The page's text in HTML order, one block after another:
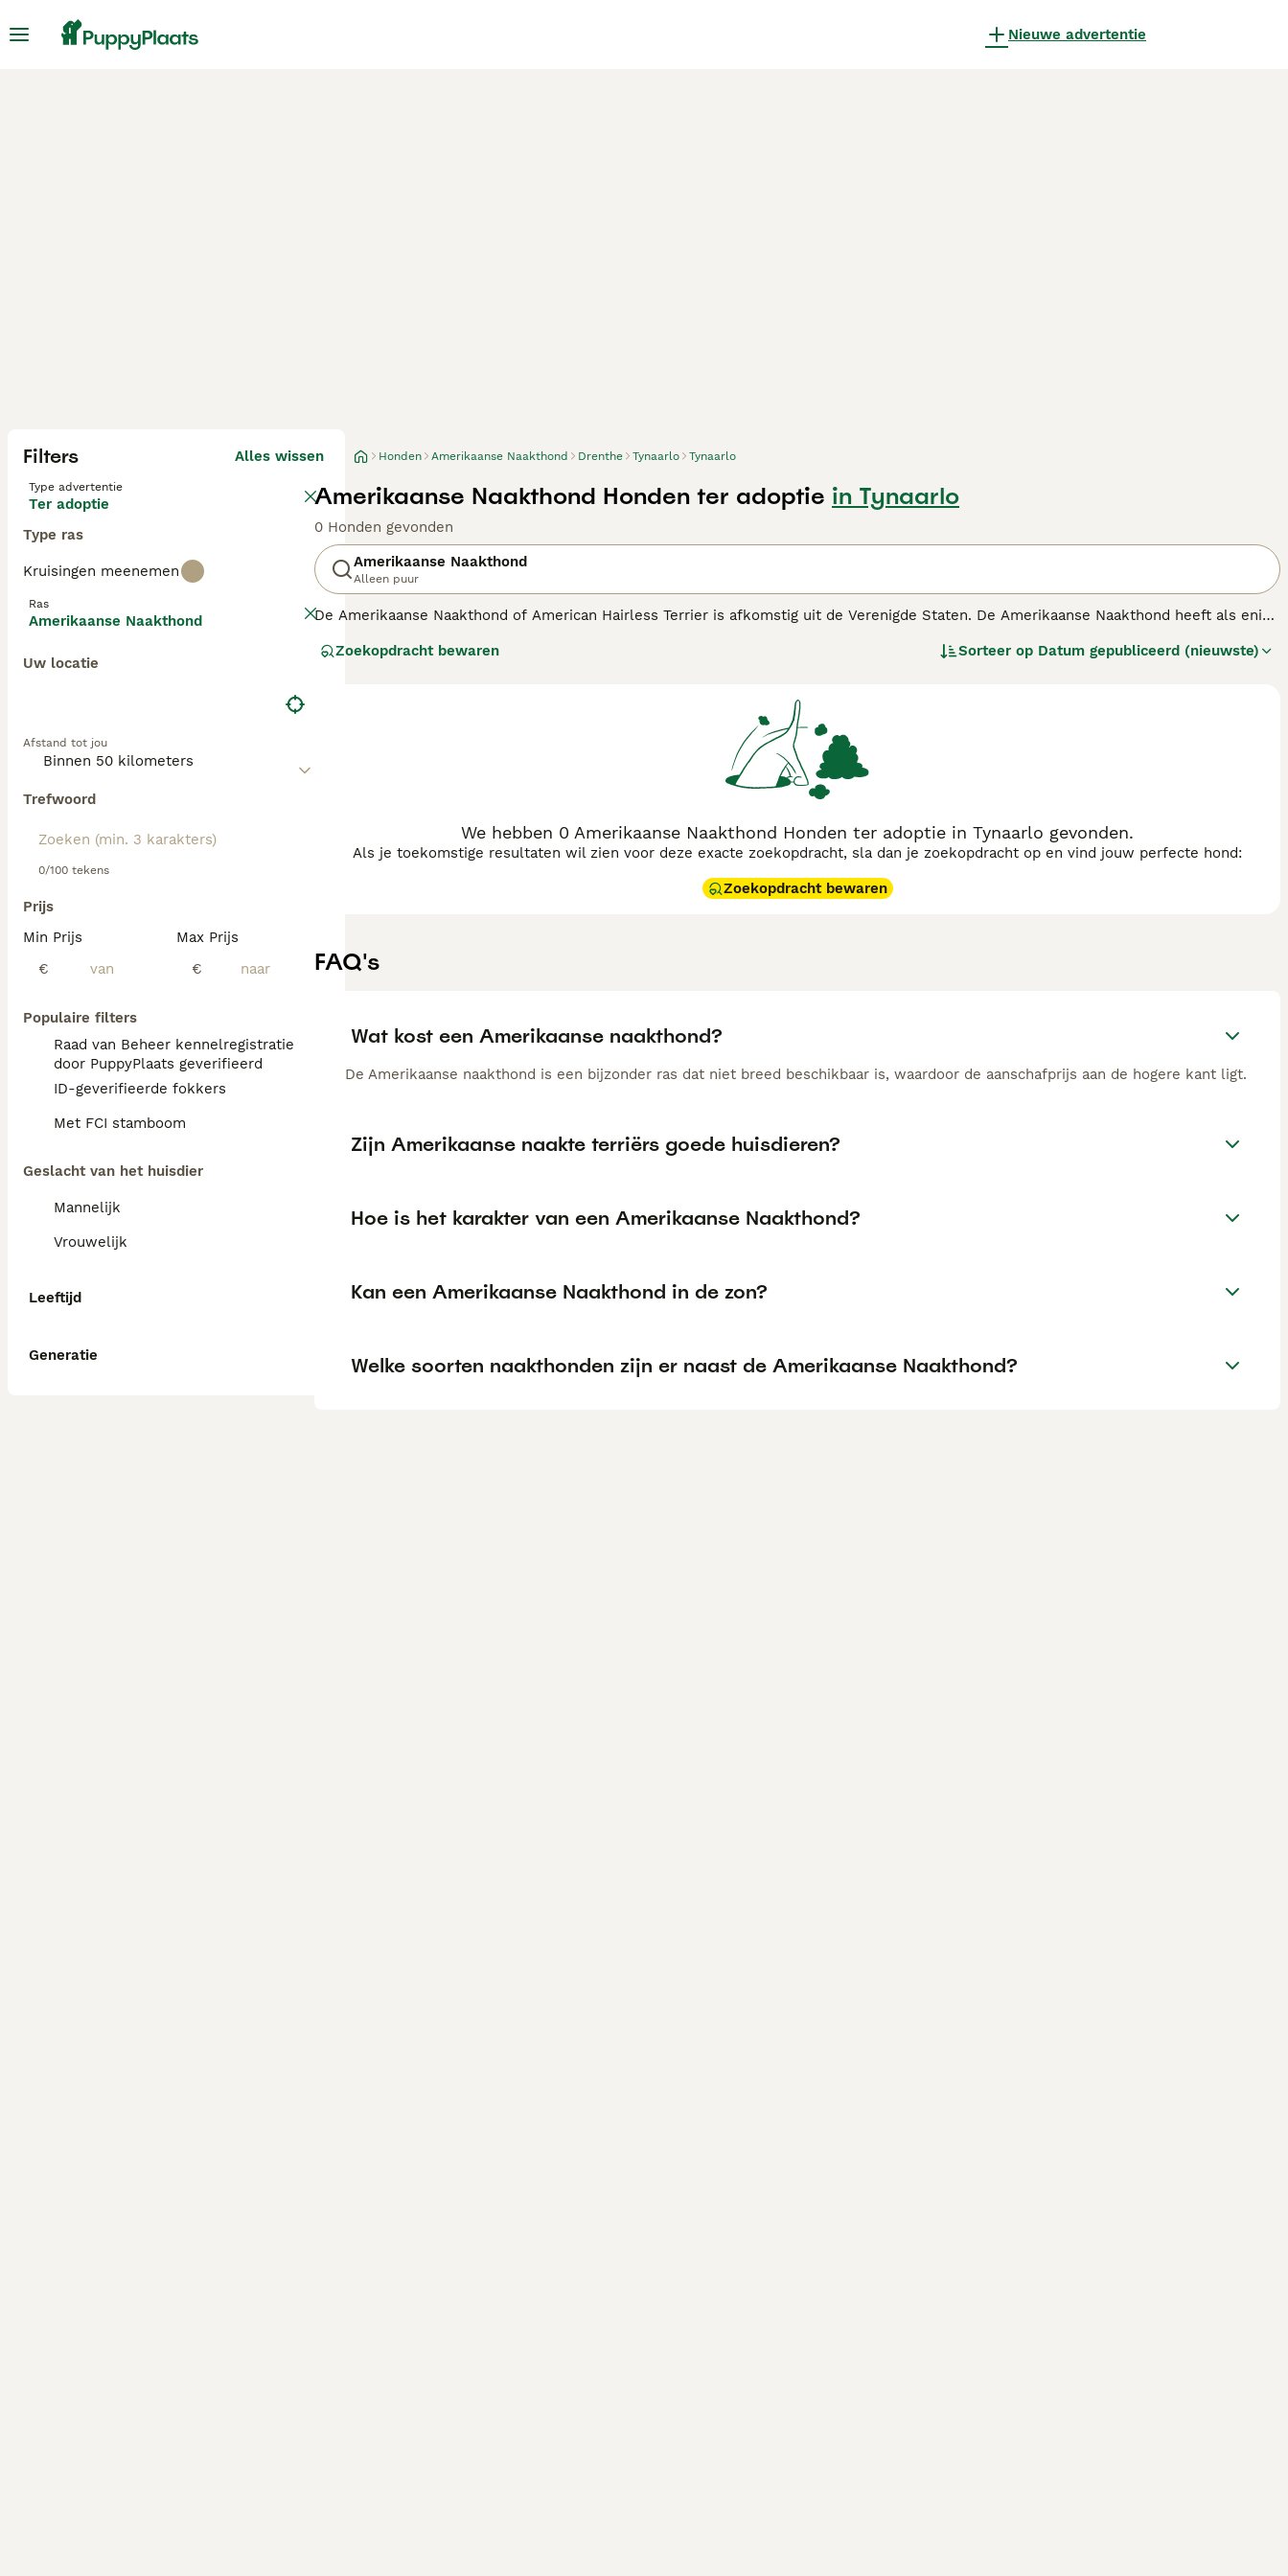
Nieuwe advertentie
Filters Alles wissen
Type advertentie
Ter adoptie
Type ras
Kruisingen meenemen
Ras
Amerikaanse Naakthond
Uw locatie
Afstand tot jou
Trefwoord
0/100 tekens
Prijs
Min Prijs
€
Max Prijs
€
Populaire filters
Raad van Beheer kennelregistratie
door PuppyPlaats geverifieerd
ID-geverifieerde fokkers
Met FCI stamboom
Geslacht van het huisdier
Mannelijk
Vrouwelijk
Leeftijd
Generatie
Honden Amerikaanse Naakthond Drenthe Tynaarlo Tynaarlo
Amerikaanse Naakthond Honden ter adoptie in Tynaarlo
0 Honden gevonden
Amerikaanse Naakthond
Alleen puur
De Amerikaanse Naakthond of American Hairless Terrier is afkomstig uit de Verenigde Staten. De Amerikaanse Naakthond heeft als enige
Zoekopdracht bewaren Sorteer op Datum gepubliceerd (nieuwste)
We hebben 0 Amerikaanse Naakthond Honden ter adoptie in Tynaarlo gevonden.
Als je toekomstige resultaten wil zien voor deze exacte zoekopdracht, sla dan je zoekopdracht op en vind jouw perfecte hond:
Zoekopdracht bewaren
FAQ's
Wat kost een Amerikaanse naakthond?
De Amerikaanse naakthond is een bijzonder ras dat niet breed beschikbaar is, waardoor de aanschafprijs aan de hogere kant ligt.
Zijn Amerikaanse naakte terriërs goede huisdieren?
Hoe is het karakter van een Amerikaanse Naakthond?
Kan een Amerikaanse Naakthond in de zon?
Welke soorten naakthonden zijn er naast de Amerikaanse Naakthond?